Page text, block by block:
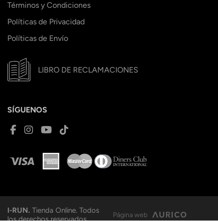
Términos y Condiciones
Políticas de Privacidad
Políticas de Envío
LIBRO DE RECLAMACIONES
SÍGUENOS
I-RUN. Tienda Online. Todos
los derechos reservados.
Página web